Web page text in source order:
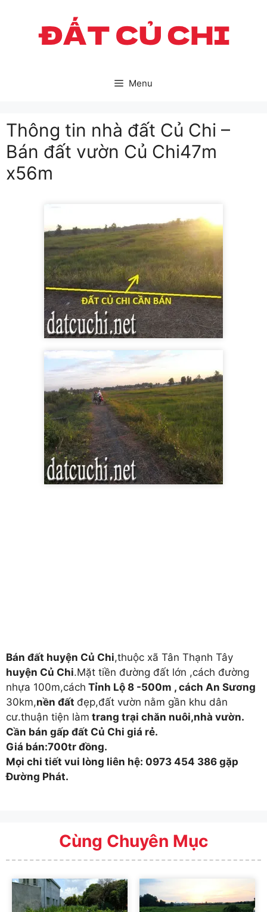
Menu
Thông tin nhà đất Củ Chi –
Bán đất vườn Củ Chi47m
x56m
Bán đất huyện Củ Chi,thuộc xã Tân Thạnh Tây
huyện Củ Chi.Mặt tiền đường đất lớn ,cách đường
nhựa 100m,cách Tỉnh Lộ 8 -500m , cách An Sương
30km,nền đất đẹp,đất vườn nằm gần khu dân
cư.thuận tiện làm trang trại chăn nuôi,nhà vườn.
Cần bán gấp đất Củ Chi giá rẻ.
Giá bán:700tr đồng.
Mọi chi tiết vui lòng liên hệ: 0973 454 386 gặp
Đường Phát.
Cùng Chuyên Mục